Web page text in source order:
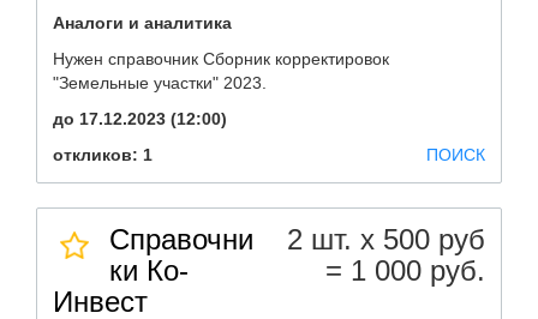
Аналоги и аналитика
Нужен справочник Сборник корректировок
"Земельные участки" 2023.
до 17.12.2023 (12:00)
откликов: 1
ПОИСК
Справочни
ки Ко-
Инвест
2 шт. х 500 руб
= 1 000 руб.